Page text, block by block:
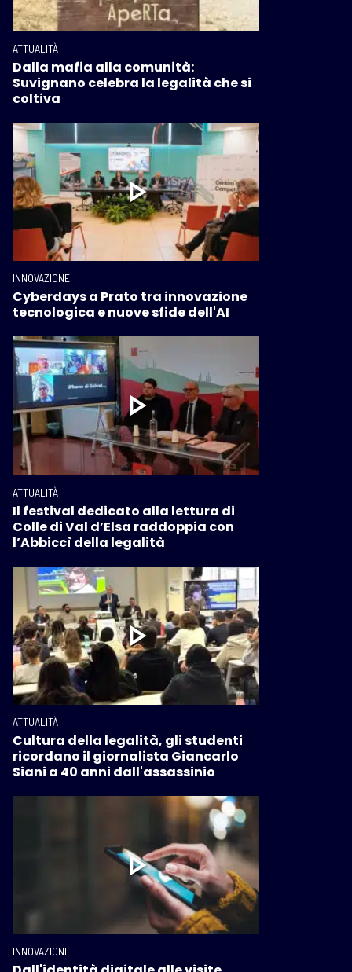
ATTUALITÀ
Dalla mafia alla comunità:
Suvignano celebra la legalità che si
coltiva
INNOVAZIONE
Cyberdays a Prato tra innovazione
tecnologica e nuove sfide dell'AI
ATTUALITÀ
Il festival dedicato alla lettura di
Colle di Val d’Elsa raddoppia con
l’Abbiccì della legalità
ATTUALITÀ
Cultura della legalità, gli studenti
ricordano il giornalista Giancarlo
Siani a 40 anni dall'assassinio
INNOVAZIONE